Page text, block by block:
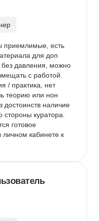
приемлимые, есть
для доп
без давления, можно
с работой.
/ практика, нет
теорию или нон
наличие
стороны куратора.
готовое
кабинете к